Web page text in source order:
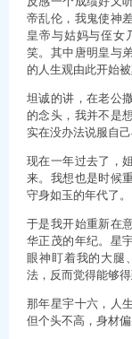
帝乱伦，我鬼使神
皇帝与姑妈与侄女
笑。其中唐明皇与
的人生观由此开始被
坦诚的讲，在老公
的念头，我并不是
实在没办法说服自
现在一年过去了，
来。我想也是时候
守身如玉的年代了。
于是我开始重新在
华正茂的年纪。星
眼神盯着我的大腿
法，反而觉得能够
那年星宇十六，人
但个头不高，身材